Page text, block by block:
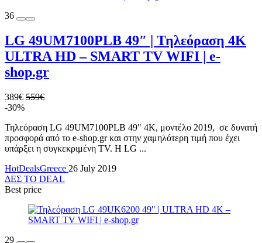
36
LG 49UM7100PLB 49″ | Τηλεόραση 4Κ
ULTRA HD – SMART TV WIFI | e-
shop.gr
389€ 559€
-30%
Τηλεόραση LG 49UM7100PLB 49" 4Κ, μοντέλο 2019, σε δυνατή
προσφορά από το e-shop.gr και στην χαμηλότερη τιμή που έχει
υπάρξει η συγκεκριμένη TV. H LG ...
HotDealsGreece 26 July 2019
ΔΕΣ ΤΟ DEAL
Best price
29